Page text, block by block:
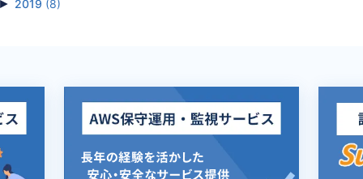
2019 (8)